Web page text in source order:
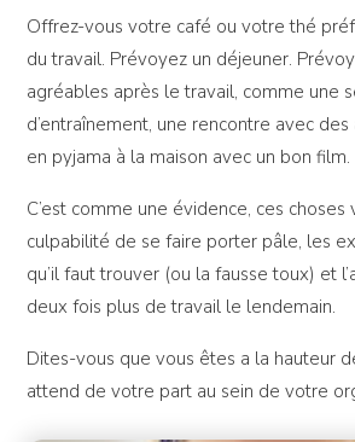
Offrez-vous votre café ou votre thé
du travail. Prévoyez un déjeuner.
agréables après le travail, comme une
d’entraînement, une rencontre avec
en pyjama à la maison avec un bon film.
C’est comme une évidence, ces
culpabilité de se faire porter pâle, les
qu’il faut trouver (ou la fausse toux) et
deux fois plus de travail le lendemain.
Dites-vous que vous êtes a la hauteur
attend de votre part au sein de votre